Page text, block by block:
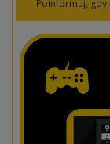
Poinformuj,